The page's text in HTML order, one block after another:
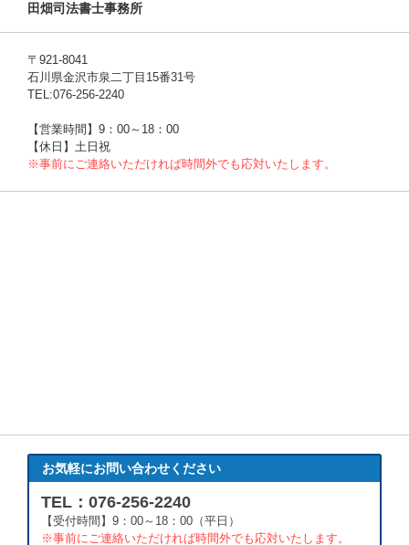
田畑司法書士事務所
〒921-8041
石川県金沢市泉二丁目15番31号
TEL:076-256-2240
【営業時間】9：00～18：00
【休日】土日祝
※事前にご連絡いただければ時間外でも応対いたします。
お気軽にお問い合わせください
TEL：076-256-2240
【受付時間】9：00～18：00（平日）
※事前にご連絡いただければ時間外でも応対いたします。